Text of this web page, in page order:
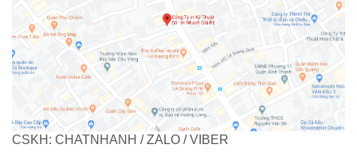
CSKH: CHATNHANH / ZALO / VIBER